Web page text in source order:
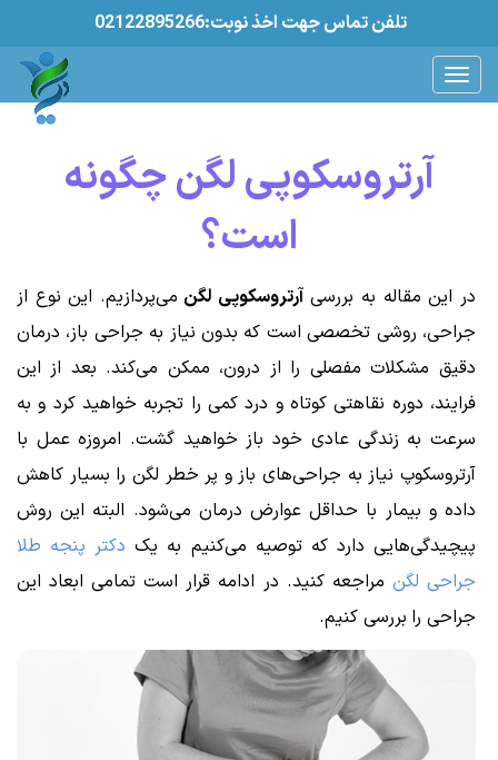
02122895266:تلفن تماس جهت اخذ نوبت
آرتروسکوپی لگن چگونه
است؟
در این مقاله به بررسیآرتروسکوپی لگن می‌پردازیم. این نوع از
جراحی، روشی تخصصی است که بدون نیاز به جراحی باز، درمان
دقیق مشکلات مفصلی را از درون، ممکن می‌کند. بعد از این
فرایند، دوره نقاهتی کوتاه و درد کمی را تجربه خواهید کرد و به
سرعت به زندگی عادی خود باز خواهید گشت. امروزه عمل با
آرتروسکوپ نیاز به جراحی‌های باز و پر خطر لگن را بسیار کاهش
داده و بیمار با حداقل عوارض درمان می‌شود. البته این روش
پیچیدگی‌هایی دارد که توصیه می‌کنیم به یک دکتر پنجه طلا
جراحی لگن مراجعه کنید. در ادامه قرار است تمامی ابعاد این
جراحی را بررسی کنیم.